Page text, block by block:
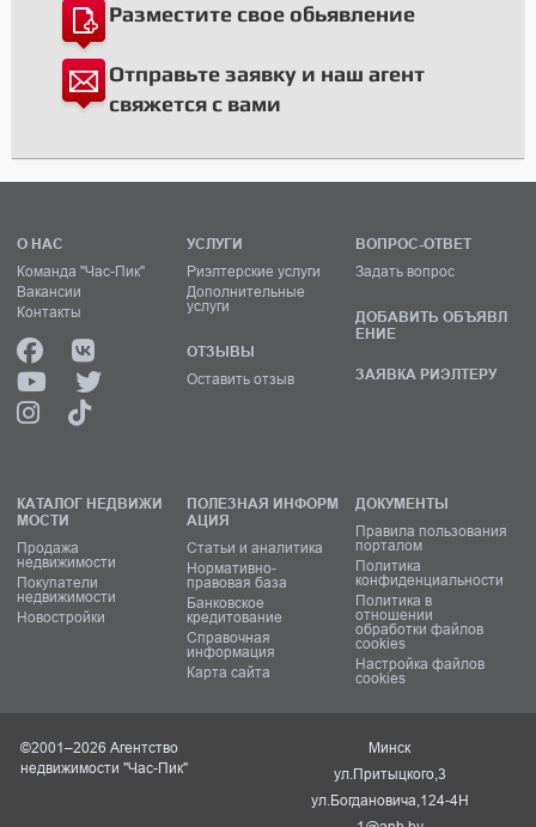
Разместите свое обьявление
Отправьте заявку и наш агент
свяжется с вами
О НАС
Команда "Час-Пик"
Вакансии
Контакты
УСЛУГИ
Риэлтерские услуги
Дополнительные
услуги
ОТЗЫВЫ
Оставить отзыв
ВОПРОС-ОТВЕТ
Задать вопрос
ДОБАВИТЬ ОБЪЯВЛ
ЕНИЕ
ЗАЯВКА РИЭЛТЕРУ
КАТАЛОГ НЕДВИЖИ
МОСТИ
Продажа
недвижимости
Покупатели
недвижимости
Новостройки
ПОЛЕЗНАЯ ИНФОРМ
АЦИЯ
Статьи и аналитика
Нормативно-
правовая база
Банковское
кредитование
Справочная
информация
Карта сайта
ДОКУМЕНТЫ
Правила пользования
порталом
Политика
конфиденциальности
Политика в
отношении
обработки файлов
cookies
Настройка файлов
cookies
©2001–2026 Агентство
недвижимости "Час-Пик"
Минск
ул.Притыцкого,3
ул.Богдановича,124-4Н